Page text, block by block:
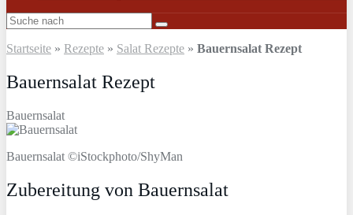
Startseite » Rezepte » Salat Rezepte » Bauernsalat Rezept
Bauernsalat Rezept
Bauernsalat
Bauernsalat ©iStockphoto/ShyMan
Zubereitung von Bauernsalat